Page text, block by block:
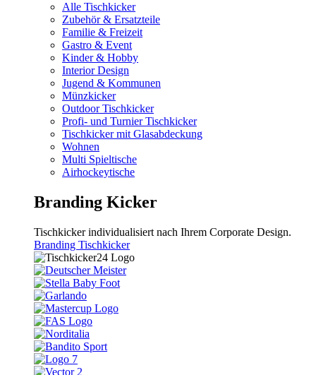
Alle Tischkicker
Zubehör & Ersatzteile
Familie & Freizeit
Gastro & Event
Kinder & Hobby
Interior Design
Jugend & Kommunen
Münzkicker
Outdoor Tischkicker
Profi- und Turnier Tischkicker
Tischkicker mit Glasabdeckung
Wohnen
Multi Spieltische
Airhockeytische
Branding Kicker
Tischkicker individualisiert nach Ihrem Corporate Design.
Branding Tischkicker